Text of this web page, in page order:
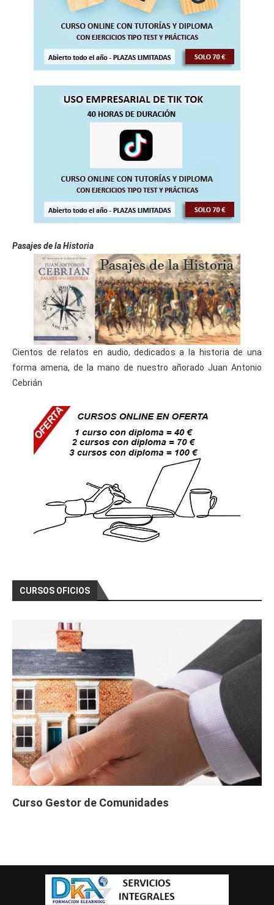
Pasajes de la Historia
Cientos de relatos en audio, dedicados a la historia de una
forma amena, de la mano de nuestro añorado Juan Antonio
Cebrián
CURSOS OFICIOS
Curso Gestor de Comunidades